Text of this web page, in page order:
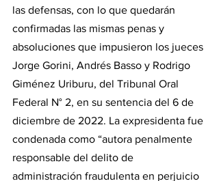
las defensas, con lo que quedarán
confirmadas las mismas penas y
absoluciones que impusieron los jueces
Jorge Gorini, Andrés Basso y Rodrigo
Giménez Uriburu, del Tribunal Oral
Federal N° 2, en su sentencia del 6 de
diciembre de 2022. La expresidenta fue
condenada como “autora penalmente
responsable del delito de
administración fraudulenta en perjuicio